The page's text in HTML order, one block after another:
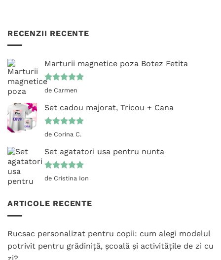
RECENZII RECENTE
Marturii magnetice poza Botez Fetita
Evaluat la
de Carmen
Set cadou majorat, Tricou + Cana
Evaluat la
de Corina C.
Set agatatori usa pentru nunta
Evaluat la
de Cristina Ion
ARTICOLE RECENTE
Rucsac personalizat pentru copii: cum alegi modelul
potrivit pentru grădiniță, școală și activitățile de zi cu